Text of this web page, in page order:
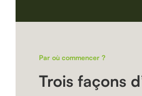
Par où commencer ?
Trois façons